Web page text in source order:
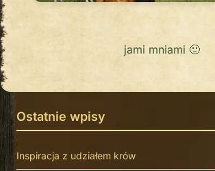
jami mniami 🙂
Ostatnie wpisy
Inspiracja z udziałem krów